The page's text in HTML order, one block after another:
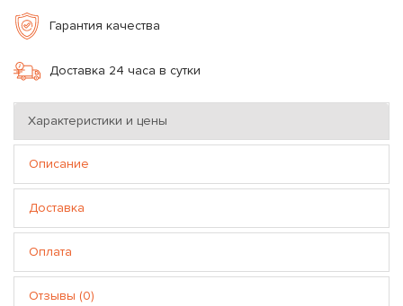
Гарантия качества
Доставка 24 часа в сутки
Характеристики и цены
Описание
Доставка
Оплата
Отзывы (0)